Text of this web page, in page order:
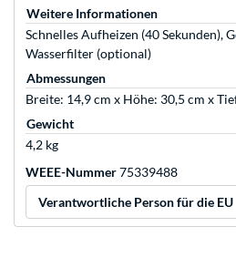
Weitere Informationen
Schnelles Aufheizen (40 Sekunden),
Wasserfilter (optional)
Abmessungen
Breite: 14,9 cm x Höhe: 30,5 cm x
Gewicht
4,2 kg
WEEE-Nummer75339488
Verantwortliche Person für die EU